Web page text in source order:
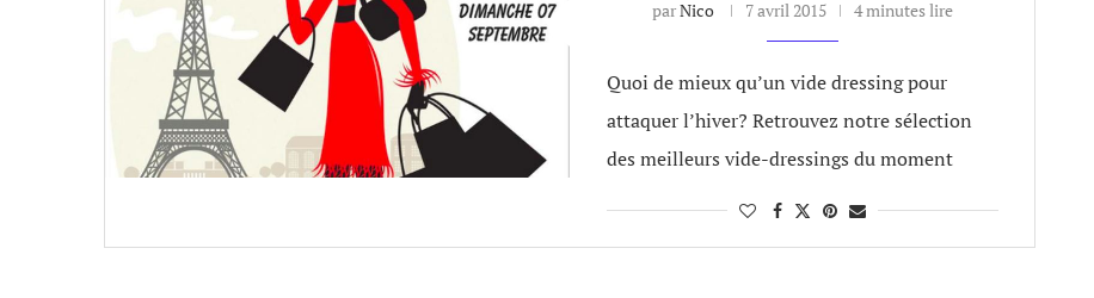
parNico 7 avril 2015 4 minutes lire
Quoi de mieux qu’un vide dressing pour
attaquer l’hiver? Retrouvez notre sélection
des meilleurs vide-dressings du moment